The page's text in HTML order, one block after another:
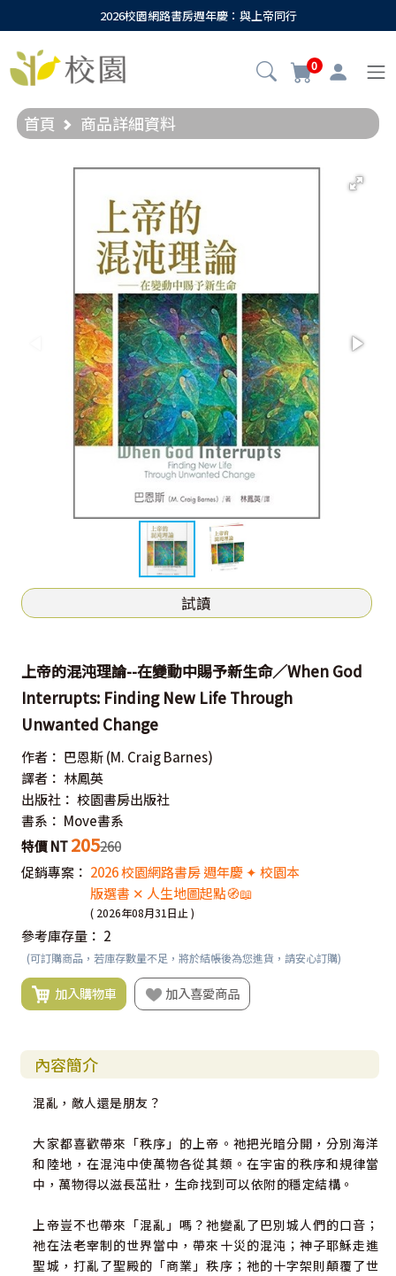
2026校園網路書房週年慶：與上帝同行
0
首頁 商品詳細資料
試讀
上帝的混沌理論--在變動中賜予新生命／When God
Interrupts: Finding New Life Through
Unwanted Change
作者： 巴恩斯 (M. Craig Barnes)
譯者： 林鳳英
出版社： 校園書房出版社
書系： Move書系
特價 NT 205260
促銷專案： 2026 校園網路書房 週年慶 ✦ 校園本
版選書 ✕ 人生地圖起點🧭📖
( 2026年08月31日止 )
參考庫存量： 2
(可訂購商品，若庫存數量不足，將於結帳後為您進貨，請安心訂購)
加入購物車 加入喜愛商品
內容簡介
混亂，敵人還是朋友？
大家都喜歡帶來「秩序」的上帝。祂把光暗分開，分別海洋
和陸地，在混沌中使萬物各從其類。在宇宙的秩序和規律當
中，萬物得以滋長茁壯，生命找到可以依附的穩定結構。
上帝豈不也帶來「混亂」嗎？祂變亂了巴別城人們的口音；
祂在法老宰制的世界當中，帶來十災的混沌；神子耶穌走進
聖城，打亂了聖殿的「商業」秩序；祂的十字架則顛覆了世